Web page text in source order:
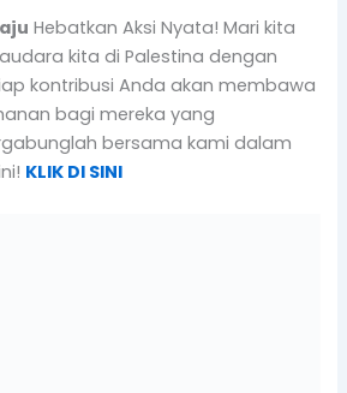
Hebatkan Aksi Nyata! Mari kita
kita di Palestina dengan
kontribusi Anda akan membawa
bagi mereka yang
bersama kami dalam
KLIK DI SINI